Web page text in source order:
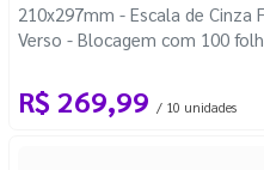
210x297mm - Escala de Cinza
Verso - Blocagem com 100
R$ 269,99 / 10 unidades